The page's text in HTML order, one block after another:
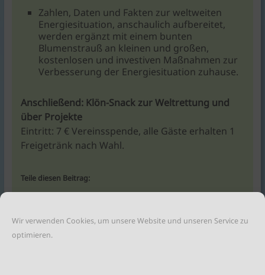
Wir verwenden Cookies, um unsere Website und unseren Service zu
optimieren.
Zahlen, Daten und Fakten zur weltweiten
Energiesituation, anschaulich aufbereitet,
werden ergänzt mit einem bunten
Blumenstrauß an kleinen und großen,
kostenlosen und investiven Maßnahmen zur
Verbesserung der Energiesituation zuhause.
Anschließend: Klön-Snack zur Weltrettung und
über Projekte
Eintritt: 7 € Vereinsspende, alle Gäste erhalten 1
Freigetränk nach Wahl.
Teile diesen Beitrag: